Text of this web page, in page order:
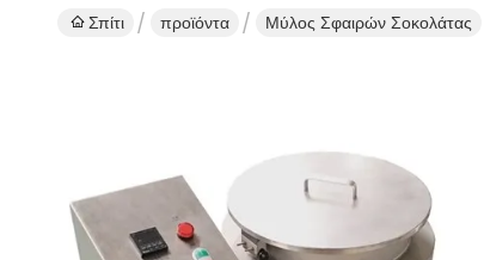
Σπίτι προϊόντα Μύλος Σφαιρών Σοκολάτας